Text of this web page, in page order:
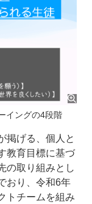
イングの4段階
掲げる、個人と
教育目標に基づ
の取り組みとし
おり、令和6年
トチームを組み